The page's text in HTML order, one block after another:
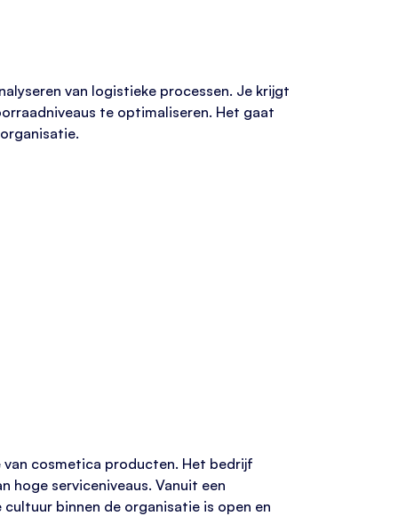
van logistieke processen. Je krijgt
te optimaliseren. Het gaat
cosmetica producten. Het bedrijf
hoge serviceniveaus. Vanuit een
binnen de organisatie is open en